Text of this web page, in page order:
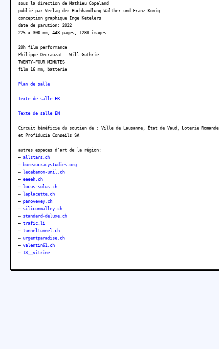
sous la direction de Mathieu Copeland
publié par Verlag der Buchhandlung Walther und Franz König
conception graphique Inge Ketelers
date de parution: 2022
225 x 300 mm, 448 pages, 1280 images
20h film performance
Philippe Decrauzat - Will Guthrie
TWENTY-FOUR MINUTES
film 16 mm, batterie
Plan de salle
Texte de salle FR
Texte de salle EN
Circuit bénéficie du soutien de : Ville de Lausanne, État de Vaud, Loterie Romande
et Profiducia Conseils SA
autres espaces d'art de la région:
– allstars.ch
– bureaucracystudies.org
– lecabanon-unil.ch
– eeeeh.ch
– locus-solus.ch
– laplacette.ch
– panovevey.ch
– siliconmalley.ch
– standard-deluxe.ch
– trafic.li
– tunneltunnel.ch
– urgentparadise.ch
– valentin61.ch
– 13__vitrine